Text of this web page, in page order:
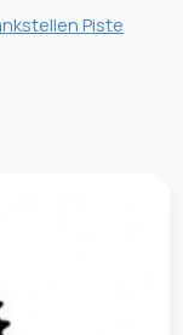
Piste